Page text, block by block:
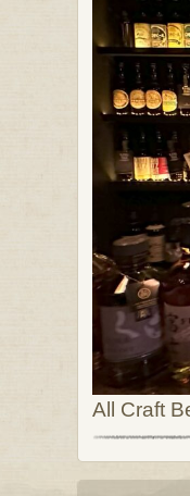
All Craft